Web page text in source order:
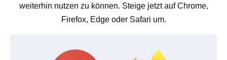
weiterhin nutzen zu können. Steige jetzt auf Chrome,
Firefox, Edge oder Safari um.